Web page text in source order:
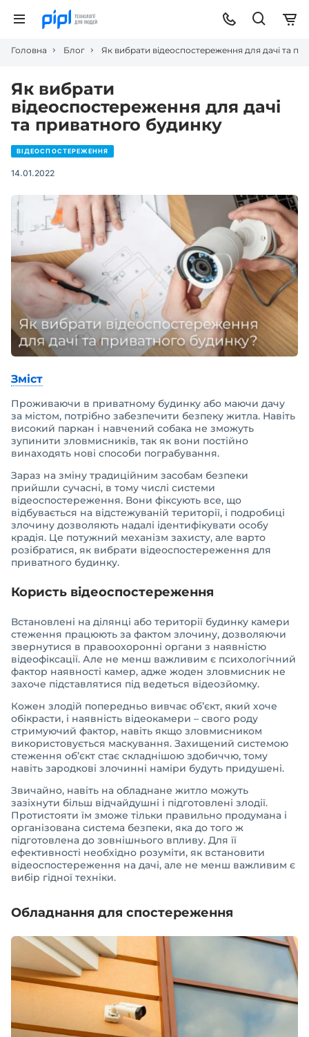
Головна Блог Як вибрати відеоспостереження для дачі та
Як вибрати
відеоспостереження для дачі
та приватного будинку
ВІДЕОСПОСТЕРЕЖЕННЯ
14.01.2022
Зміст
Проживаючи в приватному будинку або маючи дачу
за містом, потрібно забезпечити безпеку житла. Навіть
високий паркан і навчений собака не зможуть
зупинити зловмисників, так як вони постійно
винаходять нові способи пограбування.
Зараз на зміну традиційним засобам безпеки
прийшли сучасні, в тому числі системи
відеоспостереження. Вони фіксують все, що
відбувається на відстежуваній території, і подробиці
злочину дозволяють надалі ідентифікувати особу
крадія. Це потужний механізм захисту, але варто
розібратися, як вибрати відеоспостереження для
приватного будинку.
Користь відеоспостереження
Встановлені на ділянці або території будинку камери
стеження працюють за фактом злочину, дозволяючи
звернутися в правоохоронні органи з наявністю
відеофіксації. Але не менш важливим є психологічний
фактор наявності камер, адже жоден зловмисник не
захоче підставлятися під ведеться відеозйомку.
Кожен злодій попередньо вивчає об’єкт, який хоче
обікрасти, і наявність відеокамери – свого роду
стримуючий фактор, навіть якщо зловмисником
використовується маскування. Захищений системою
стеження об’єкт стає складнішою здобиччю, тому
навіть зародкові злочинні наміри будуть придушені.
Звичайно, навіть на обладнане житло можуть
зазіхнути більш відчайдушні і підготовлені злодії.
Протистояти їм зможе тільки правильно продумана і
організована система безпеки, яка до того ж
підготовлена до зовнішнього впливу. Для її
ефективності необхідно розуміти, як встановити
відеоспостереження на дачі, але не менш важливим є
вибір гідної техніки.
Обладнання для спостереження